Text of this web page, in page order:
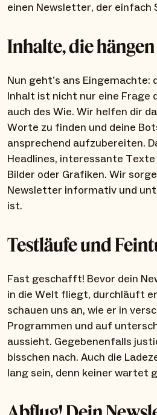
einen Newsletter, der einfach
Inhalte, die
Nun geht’s ans Eingemachte:
Inhalt ist nicht nur eine Frage
auch des Wie. Wir helfen dir
Worte zu finden und deine
ansprechend aufzubereiten.
Headlines, interessante
Bilder oder Grafiken. Wir
Newsletter informativ und
ist.
Testläufe und
Fast geschafft! Bevor dein
in die Welt fliegt, durchläuft
schauen uns an, wie er in
Programmen und auf
aussieht. Gegebenenfalls
bisschen nach. Auch die
lang sein, denn keiner wartet